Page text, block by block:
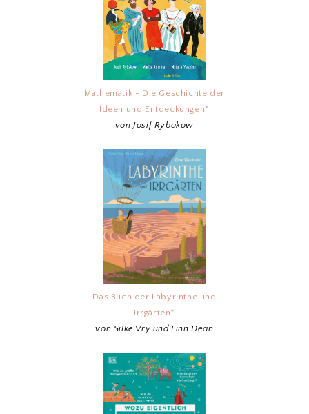
Mathematik - Die Geschichte der
Ideen und Entdeckungen*
von Josif Rybakow
Das Buch der Labyrinthe und
Irrgärten*
von Silke Vry und Finn Dean